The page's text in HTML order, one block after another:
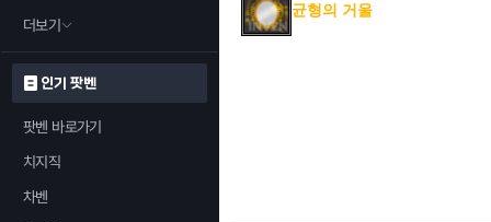
더보기
인기 팟벤
팟벤 바로가기
치지직
차벤
균형의 거울